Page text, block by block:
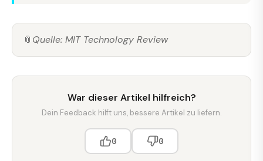
📎 Quelle: MIT Technology Review
War dieser Artikel hilfreich?
Dein Feedback hilft uns, bessere Artikel zu liefern.
0 0